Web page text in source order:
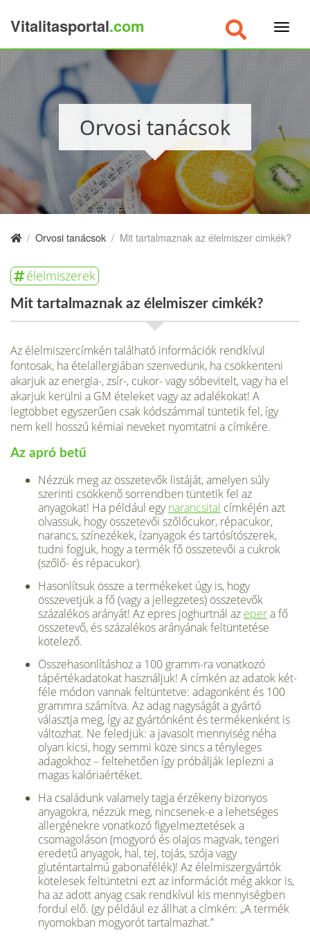
Vitalitasportal.com
Orvosi tanácsok
/ Orvosi tanácsok / Mit tartalmaznak az élelmiszer cimkék?
élelmiszerek
Mit tartalmaznak az élelmiszer cimkék?
Az élelmiszercímkén található információk rendkívül
fontosak, ha ételallergiában szenvedünk, ha csökkenteni
akarjuk az energia-, zsír-, cukor- vagy sóbevitelt, vagy ha el
akarjuk kerülni a GM ételeket vagy az adalékokat! A
legtöbbet egyszerűen csak kódszámmal tüntetik fel, így
nem kell hosszú kémiai neveket nyomtatni a címkére.
Az apró betű
Nézzük meg az összetevők listáját, amelyen súly
szerinti csökkenő sorrendben tüntetik fel az
anyagokat! Ha például egynarancsital címkéjén azt
olvassuk, hogy összetevői szőlőcukor, répacukor,
narancs, színezékek, ízanyagok és tartósítószerek,
tudni fogjuk, hogy a termék fő összetevői a cukrok
(szőlő- és répacukor).
Hasonlítsuk össze a termékeket úgy is, hogy
összevetjük a fő (vagy a jellegzetes) összetevők
százalékos arányát! Az epres joghurtnál az epera fő
összetevő, és százalékos arányának feltüntetése
kötelező.
Összehasonlításhoz a 100 gramm-ra vonatkozó
tápértékadatokat használjuk! A címkén az adatok két-
féle módon vannak feltüntetve: adagonként és 100
grammra számítva. Az adag nagyságát a gyártó
választja meg, így az gyártónként és termékenként is
változhat. Ne feledjük: a javasolt mennyiség néha
olyan kicsi, hogy semmi köze sincs a tényleges
adagokhoz – feltehetően így próbálják leplezni a
magas kalóriaértéket.
Ha családunk valamely tagja érzékeny bizonyos
anyagokra, nézzük meg, nincsenek-e a lehetséges
allergénekre vonatkozó figyelmeztetések a
csomagoláson (mogyoró és olajos magvak, tengeri
eredetű anyagok, hal, tej, tojás, szója vagy
gluténtartalmú gabonafélék)! Az élelmiszergyártók
kötelesek feltüntetni ezt az információt még akkor is,
ha az adott anyag csak rendkívül kis mennyiségben
fordul elő. (gy például ez állhat a címkén: „A termék
nyomokban mogyorót tartalmazhat.”
×